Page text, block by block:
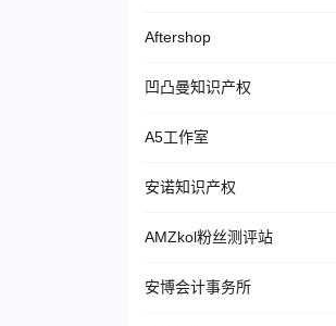
Aftershop
凹凸曼知识产权
A5工作室
安诺知识产权
AMZkol粉丝测评站
安博会计事务所